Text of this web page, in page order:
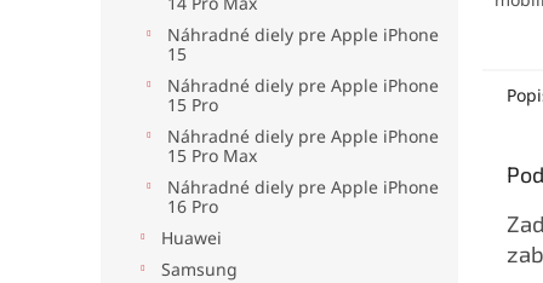
Náhradné diely pre Apple iPhone
15
Náhradné diely pre Apple iPhone
15 Pro
Náhradné diely pre Apple iPhone
15 Pro Max
Náhradné diely pre Apple iPhone
16 Pro
Huawei
Samsung